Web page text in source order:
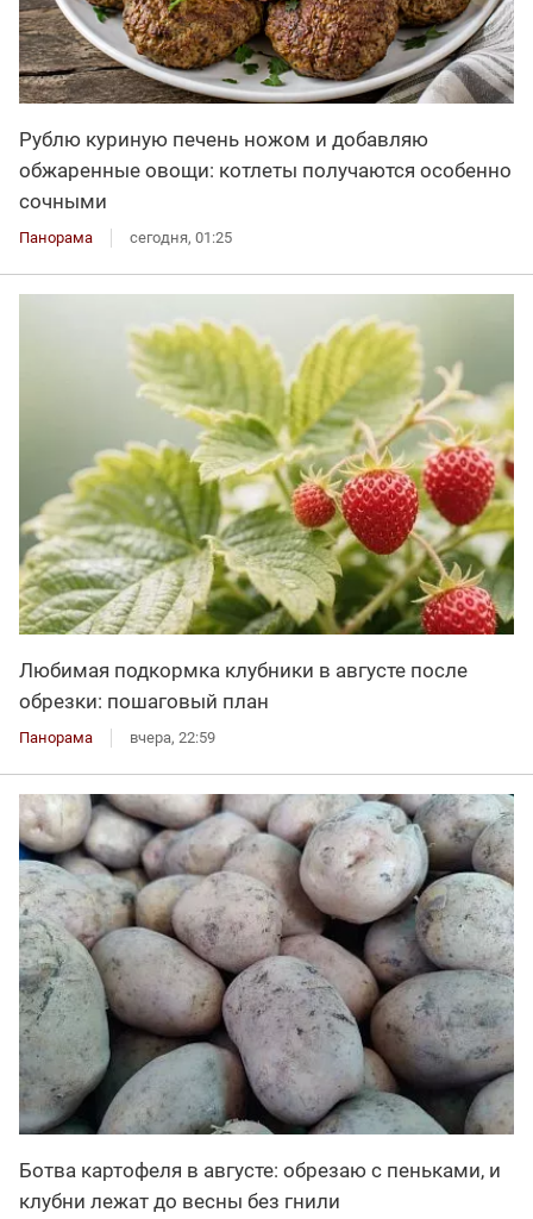
Рублю куриную печень ножом и добавляю
обжаренные овощи: котлеты получаются особенно
сочными
Панорама сегодня, 01:25
Любимая подкормка клубники в августе после
обрезки: пошаговый план
Панорама вчера, 22:59
Ботва картофеля в августе: обрезаю с пеньками, и
клубни лежат до весны без гнили